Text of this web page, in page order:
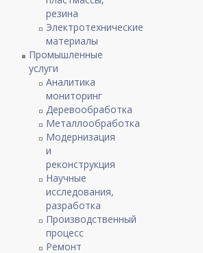
резина
Электротехнические
материалы
Промышленные
услуги
Аналитика
мониторинг
Деревообработка
Металлообработка
Модернизация
и
реконструкция
Научные
исследования,
разработка
Производственный
процесс
Ремонт